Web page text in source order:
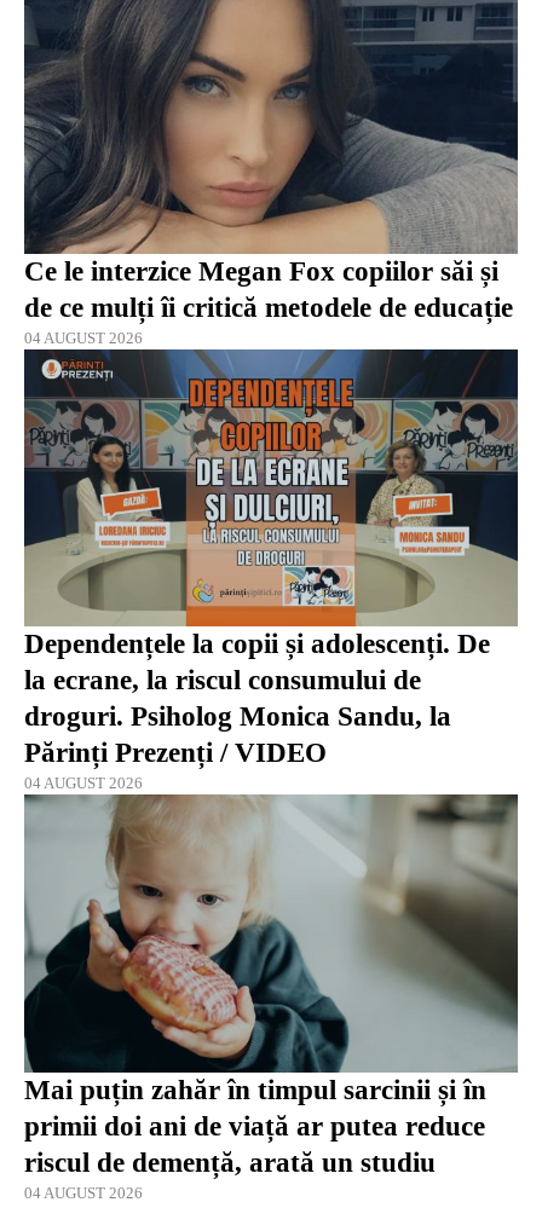
Ce le interzice Megan Fox copiilor săi și
de ce mulți îi critică metodele de educație
04 AUGUST 2026
Dependențele la copii și adolescenți. De
la ecrane, la riscul consumului de
droguri. Psiholog Monica Sandu, la
Părinți Prezenți / VIDEO
04 AUGUST 2026
Mai puțin zahăr în timpul sarcinii și în
primii doi ani de viață ar putea reduce
riscul de demență, arată un studiu
04 AUGUST 2026